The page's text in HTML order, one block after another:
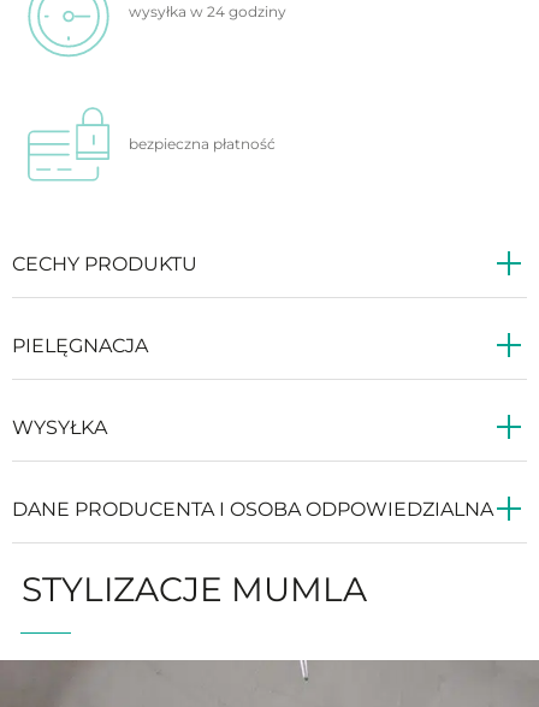
wysyłka w 24 godziny
bezpieczna płatność
CECHY PRODUKTU
PIELĘGNACJA
WYSYŁKA
DANE PRODUCENTA I OSOBA ODPOWIEDZIALNA
STYLIZACJE MUMLA